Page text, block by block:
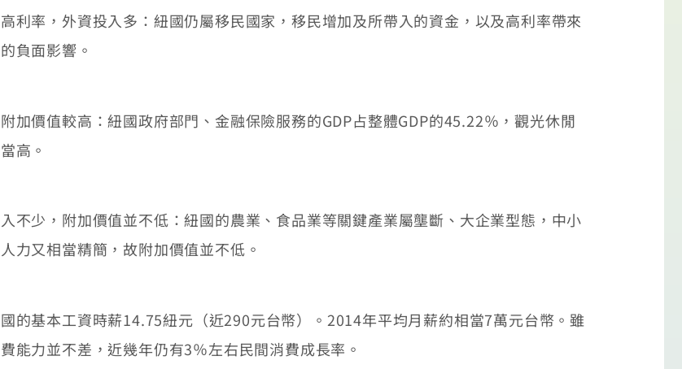
率，外資投入多：紐國仍屬移民國家，移民增加及所帶入的資金，以及高利率帶來
負面影響。
價值較高：紐國政府部門、金融保險服務的GDP占整體GDP的45.22％，觀光休閒
高。
少，附加價值並不低：紐國的農業、食品業等關鍵產業屬壟斷、大企業型態，中小
力又相當精簡，故附加價值並不低。
基本工資時薪14.75紐元（近290元台幣）。2014年平均月薪約相當7萬元台幣。雖
能力並不差，近幾年仍有3％左右民間消費成長率。